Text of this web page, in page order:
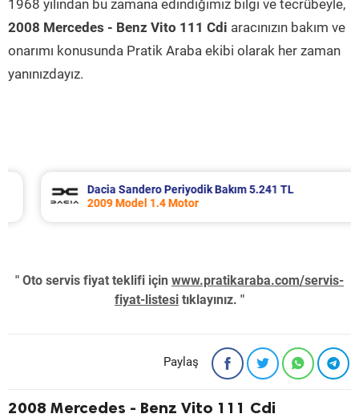
1968 yılından bu zamana edindiğimiz bilgi ve tecrübeyle,
2008 Mercedes - Benz Vito 111 Cdi aracınızın bakım ve
onarımı konusunda Pratik Araba ekibi olarak her zaman
yanınızdayız.
Dacia Sandero Periyodik Bakım 5.241 TL
2009 Model 1.4 Motor
" Oto servis fiyat teklifi için www.pratikaraba.com/servis-
fiyat-listesi tıklayınız. "
Paylaş
2008 Mercedes - Benz Vito 111 Cdi